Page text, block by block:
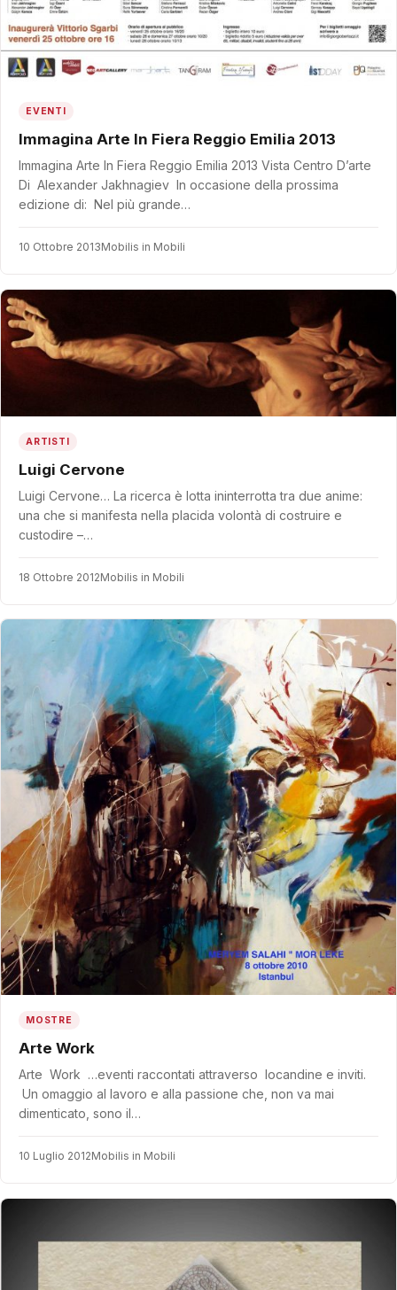
EVENTI
Immagina Arte In Fiera Reggio Emilia 2013
Immagina Arte In Fiera Reggio Emilia 2013 Vista Centro D’arte
Di Alexander Jakhnagiev In occasione della prossima
edizione di: Nel più grande…
10 Ottobre 2013Mobilis in Mobili
ARTISTI
Luigi Cervone
Luigi Cervone… La ricerca è lotta ininterrotta tra due anime:
una che si manifesta nella placida volontà di costruire e
custodire –…
18 Ottobre 2012Mobilis in Mobili
MOSTRE
Arte Work
Arte Work …eventi raccontati attraverso locandine e inviti.
Un omaggio al lavoro e alla passione che, non va mai
dimenticato, sono il…
10 Luglio 2012Mobilis in Mobili